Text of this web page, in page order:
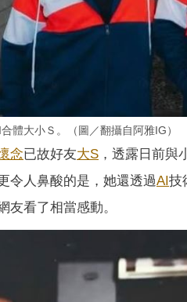
體大小Ｓ。（圖／翻攝自阿雅IG）
念已故好友大S ，透露日前與
令人鼻酸的是，她還透過AI技
友看了相當感動。